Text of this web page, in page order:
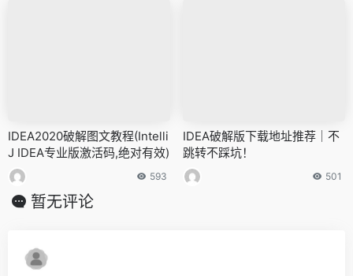
IDEA2020破解图文教程(Intelli
J IDEA专业版激活码,绝对有效)
593
IDEA破解版下载地址推荐｜不
跳转不踩坑！
501
暂无评论